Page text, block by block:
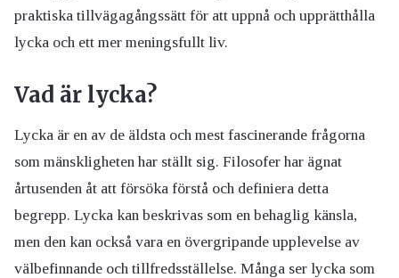
praktiska tillvägagångssätt för att uppnå och upprätthålla
lycka och ett mer meningsfullt liv.
Vad är lycka?
Lycka är en av de äldsta och mest fascinerande frågorna
som mänskligheten har ställt sig. Filosofer har ägnat
årtusenden åt att försöka förstå och definiera detta
begrepp. Lycka kan beskrivas som en behaglig känsla,
men den kan också vara en övergripande upplevelse av
välbefinnande och tillfredsställelse. Många ser lycka som